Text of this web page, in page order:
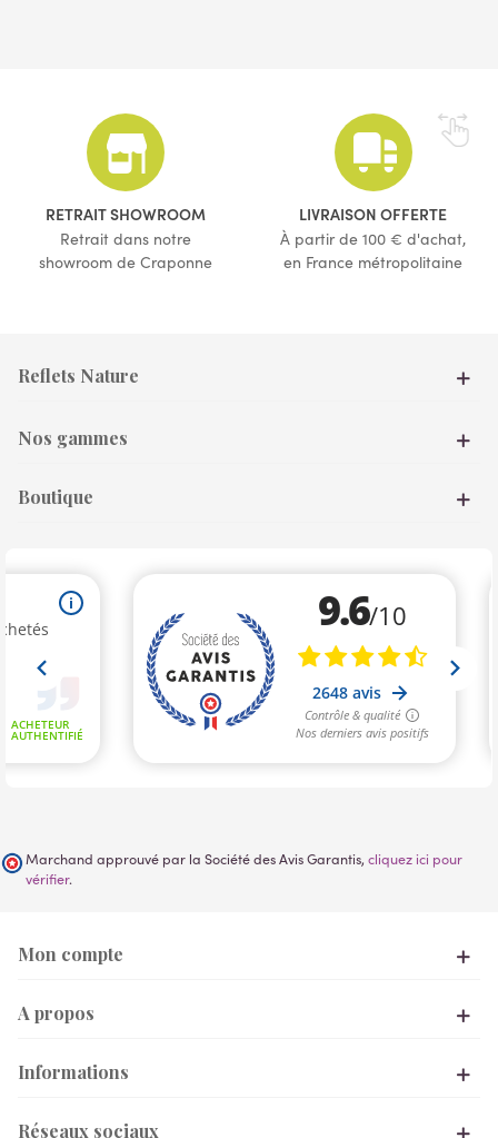
(9 avis)
RETRAIT SHOWROOM
Retrait dans notre
showroom de Craponne
LIVRAISON OFFERTE
À partir de 100 € d'achat,
en France métropolitaine
Reflets Nature
Nos gammes
Boutique
Marchand approuvé par la Société des Avis Garantis, cliquez ici pour
vérifier.
Mon compte
A propos
Informations
Réseaux sociaux